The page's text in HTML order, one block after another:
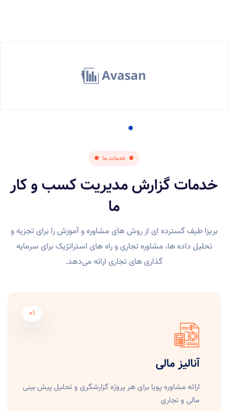
خدمات ما
خدمات گزارش مدیریت کسب و کار
ما
بریزا طیف گسترده ای از روش های مشاوره و آموزش را برای تجزیه و
تحلیل داده ها، مشاوره تجاری و راه های استراتژیک برای سرمایه
گذاری های تجاری ارائه می‌دهد.
01
آنالیز مالی
ارائه مشاوره پویا برای هر پروژه گزارشگری و تحلیل پیش بینی
مالی و تجاری